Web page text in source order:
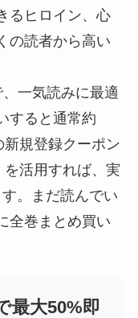
るヒロイン、心
の読者から高い
一気読みに最適
すると通常約
規登録クーポン
を活用すれば、実
。まだ読んでい
全巻まとめ買い
最大50%即